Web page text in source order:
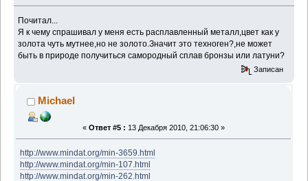
Почитал...
Я к чему спрашивал у меня есть расплавленный металл,цвет как у
золота чуть мутнее,но не золото.Значит это техноген?,не может
быть в природе получиться самородный сплав бронзы или латуни?
Записан
Michael
« Ответ #5 : 13 Декабря 2010, 21:06:30 »
http://www.mindat.org/min-3659.html
http://www.mindat.org/min-107.html
http://www.mindat.org/min-262.html